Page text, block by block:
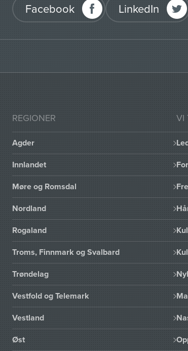
Facebook LinkedIn
REGIONER
Agder
Innlandet
Møre og Romsdal
Nordland
Rogaland
Troms, Finnmark og Svalbard
Trøndelag
Vestfold og Telemark
Vestland
Øst
VI